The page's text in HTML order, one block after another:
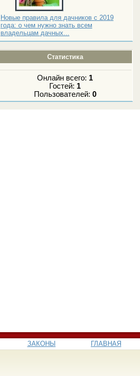
Новые правила для дачников с 2019
года: о чем нужно знать всем
владельцам дачных...
Статистика
Онлайн всего: 1
Гостей: 1
Пользователей: 0
ЗАКОНЫ ГЛАВНАЯ